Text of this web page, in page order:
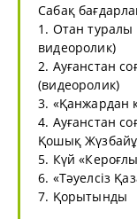
Сабақ
1. Отан туралы
видеоролик)
2. Ауғанстан
(видеоролик)
3. «Қанжардан
4. Ауғанстан
Қошық
5. Күй
6. «Тәуелсіз
7. Қорытынды